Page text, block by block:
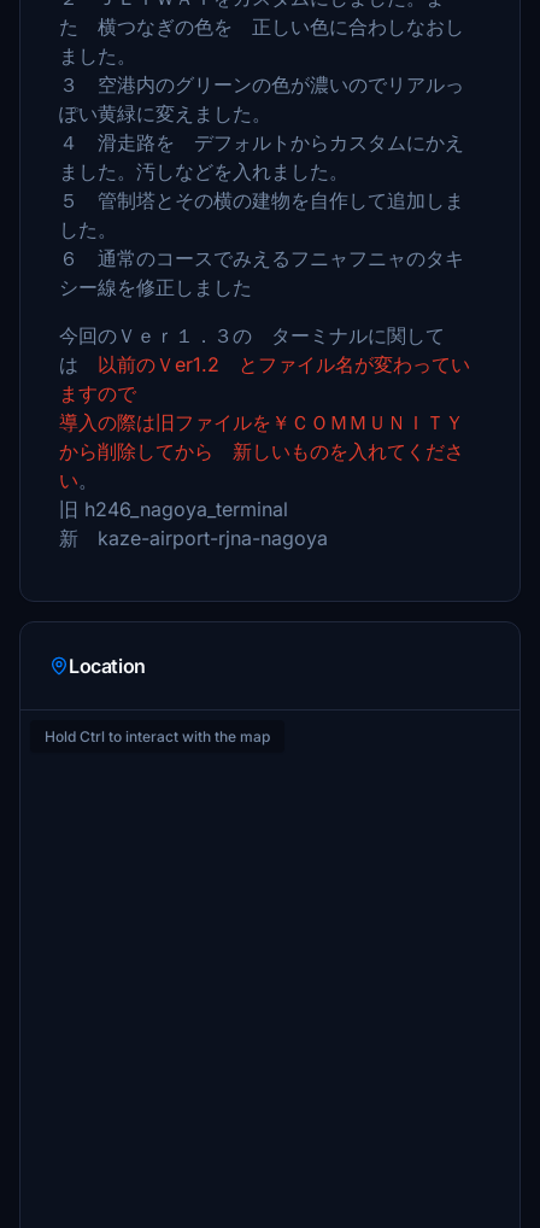
た 横つなぎの色を 正しい色に合わしなおし
ました。
３ 空港内のグリーンの色が濃いのでリアルっ
ぽい黄緑に変えました。
４ 滑走路を デフォルトからカスタムにかえ
ました。汚しなどを入れました。
５ 管制塔とその横の建物を自作して追加しま
した。
６ 通常のコースでみえるフニャフニャのタキ
シー線を修正しました
今回のＶｅｒ１．３の ターミナルに関して
は 以前のＶer1.2 とファイル名が変わってい
ますので
導入の際は旧ファイルを￥ＣＯＭＭＵＮＩＴＹ
から削除してから 新しいものを入れてくださ
い。
旧 h246_nagoya_terminal
新 kaze-airport-rjna-nagoya
Location
Hold Ctrl to interact with the map